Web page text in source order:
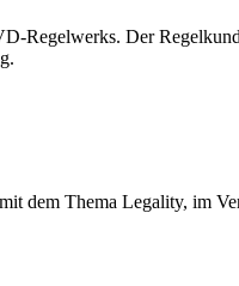
Regelwerks. Der
dem Thema Legality, im